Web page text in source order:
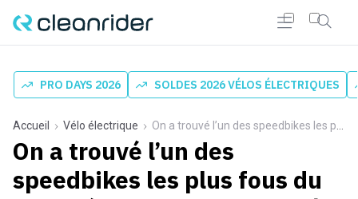
PRO DAYS 2026 SOLDES 2026 VÉLOS ÉLECTRIQUES
Accueil Vélo électrique On a trouvé l’un des speedbikes les plus fous du marché : deux moteurs, boîte auto et 45 km/h !
On a trouvé l’un des
speedbikes les plus fous du